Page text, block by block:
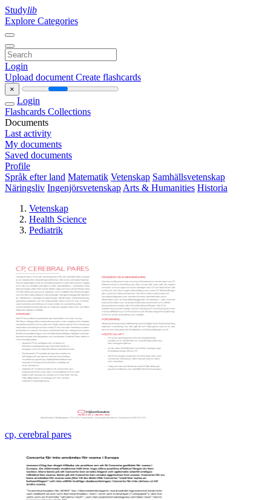
Studylib
Explore Categories
Login
Upload document Create flashcards
×
Login
Flashcards Collections
Documents
Last activity
My documents
Saved documents
Profile
Språk efter land Matematik Vetenskap Samhällsvetenskap
Näringsliv Ingenjörsvetenskap Arts & Humanities Historia
Vetenskap
Health Science
Pediatrik
cp, cerebral pares